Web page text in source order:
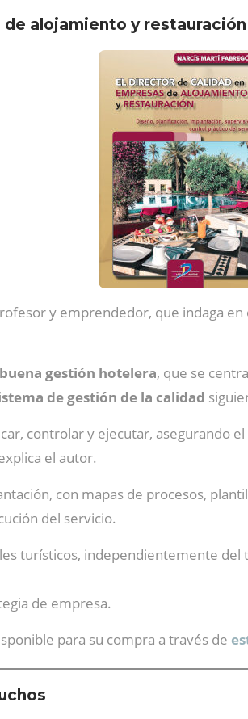
alojamiento y restauración
y emprendedor, que indaga en
gestión hotelera, que se
de gestión de la calidad
controlar y ejecutar, asegurando
el autor.
con mapas de procesos,
del servicio.
turísticos, independientemente
de empresa.
para su compra a través de